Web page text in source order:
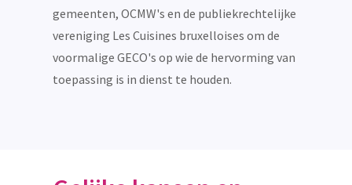
gemeenten, OCMW's en de publiekrechtelijke
vereniging Les Cuisines bruxelloises om de
voormalige GECO's op wie de hervorming van
toepassing is in dienst te houden.